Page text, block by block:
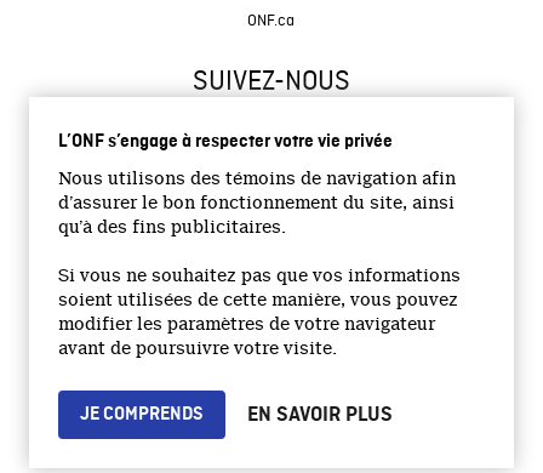
L’ONF s’engage à respecter votre vie privée
Nous utilisons des témoins de navigation afin
d’assurer le bon fonctionnement du site, ainsi
qu’à des fins publicitaires.
Si vous ne souhaitez pas que vos informations
soient utilisées de cette manière, vous pouvez
modifier les paramètres de votre navigateur
avant de poursuivre votre visite.
JE COMPRENDS EN SAVOIR PLUS
ONF.ca
SUIVEZ-NOUS
Site institutionnel
Accessibilité
Politique de confidentialité